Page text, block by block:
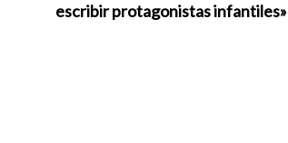
escribir protagonistas infantiles»